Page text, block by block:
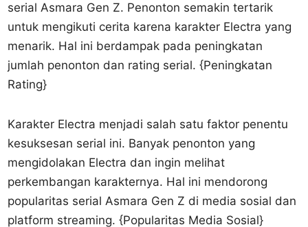
serial Asmara Gen Z. Penonton semakin tertarik
untuk mengikuti cerita karena karakter Electra yang
menarik. Hal ini berdampak pada peningkatan
jumlah penonton dan rating serial. {Peningkatan
Rating}
Karakter Electra menjadi salah satu faktor penentu
kesuksesan serial ini. Banyak penonton yang
mengidolakan Electra dan ingin melihat
perkembangan karakternya. Hal ini mendorong
popularitas serial Asmara Gen Z di media sosial dan
platform streaming. {Popularitas Media Sosial}